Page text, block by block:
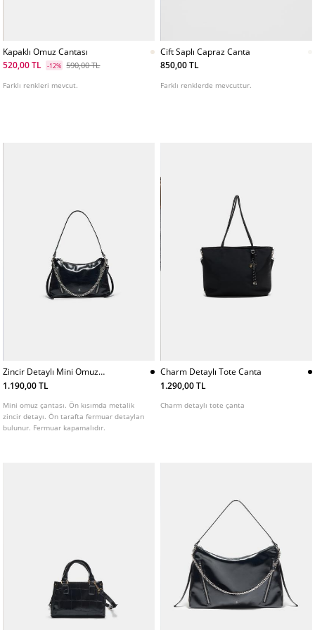
Kapaklı Omuz Cantası
520,00 TL
-12% 590,00 TL
Farklı renkleri mevcut.
Cift Saplı Capraz Canta
850,00 TL
Farklı renklerde mevcuttur.
Zincir Detaylı Mini Omuz
Cantası
1.190,00 TL
Mini omuz çantası. Ön kısımda metalik
zincir detayı. Ön tarafta fermuar detayları
bulunur. Fermuar kapamalıdır.
Charm Detaylı Tote Canta
1.290,00 TL
Charm detaylı tote çanta